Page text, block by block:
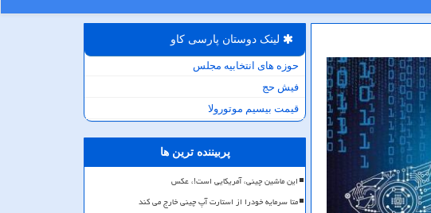
لینک دوستان پارسی كاو
حوزه های انتخابیه مجلس
فیش حج
قیمت بیسیم موتورولا
پربیننده ترین ها
این ماشین چینی، آمریکایی است!، عکس
متا سرمایه خودرا از استارت آپ چینی خارج می کند